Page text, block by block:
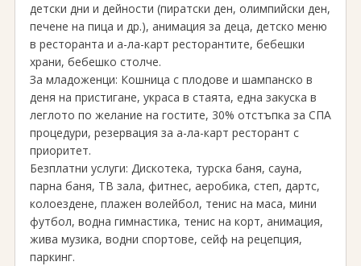
детски дни и дейности (пиратски ден, олимпийски ден,
печене на пица и др.), анимация за деца, детско меню
в ресторанта и а-ла-карт ресторантите, бебешки
храни, бебешко столче.
За младоженци: Кошница с плодове и шампанско в
деня на пристигане, украса в стаята, една закуска в
леглото по желание на гостите, 30% отстъпка за СПА
процедури, резервация за а-ла-карт ресторант с
приоритет.
Безплатни услуги: Дискотека, турска баня, сауна,
парна баня, ТВ зала, фитнес, аеробика, степ, дартс,
колоездене, плажен волейбол, тенис на маса, мини
футбол, водна гимнастика, тенис на корт, анимация,
жива музика, водни спортове, сейф на рецепция,
паркинг.